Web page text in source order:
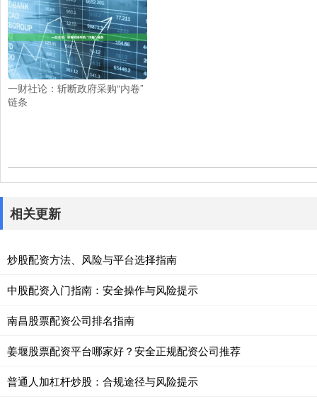
一财社论：斩断政府采购“内卷”
链条
相关更新
炒股配资方法、风险与平台选择指南
中股配资入门指南：安全操作与风险提示
南昌股票配资公司排名指南
姜堰股票配资平台哪家好？安全正规配资公司推荐
普通人加杠杆炒股：合规途径与风险提示